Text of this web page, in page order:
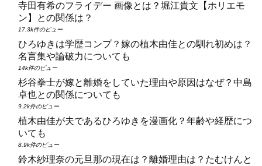
寺田有希のフライデー 画像とは？堀江貴文【ホリエモ
ン】との関係は？
17.3k件のビュー
ひろゆきは学歴コンプ？嫁の植木由佳との馴れ初めは？
名言集や論破力についても
14k件のビュー
杉谷拳士が嫁と離婚をしていた理由や原因はなぜ？中島
卓也との関係についても
9.2k件のビュー
植木由佳が夫であるひろゆきを漫画化？年齢や経歴につ
いても
8.9k件のビュー
鈴木紗理奈の元旦那の現在は？離婚理由は？たむけんと